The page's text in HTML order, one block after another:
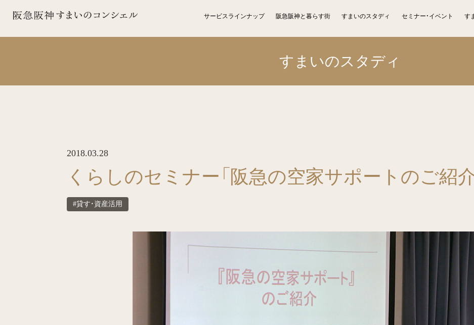
サービスラインナップ 阪急阪神と暮らす街 すまいのスタディ セミナー・イベント す
すまいのスタディ
2018.03.28
くらしのセミナー「阪急の空家サポートのご紹介
#貸す・資産活用